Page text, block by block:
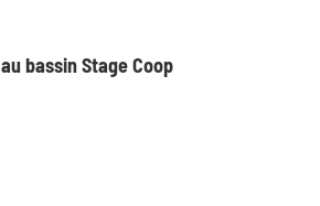
bassin Stage Coop